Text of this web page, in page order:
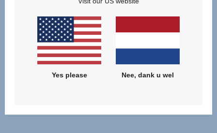
een magneet, en niet met een nogal lawaaiige klittenband. Je
kunt je baby er zelfs voorzichtig uit tillen, want er zit een hoes op
met een rits die niet in zijn geheel hoeft te worden weggenomen.
Of je tilt de reiswieg in zijn geheel even op, wat soepel kan dankzij
zelfs als je maar één hand vrij hebt.
Yes please Nee, dank u wel